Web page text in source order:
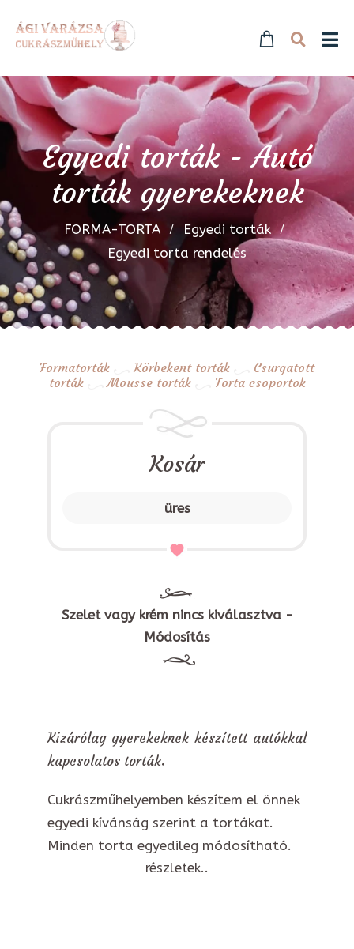
Egyedi torták - Autó
torták gyerekeknek
FORMA-TORTA
Egyedi torták
Egyedi torta rendelés
Formatorták Körbekent torták
Csurgatott
torták
Mousse torták Torta csoportok
Kosár
üres
Szelet vagy krém nincs kiválasztva -
Módosítás
Kizárólag gyerekeknek készített autókkal
kapcsolatos torták.
Cukrászműhelyemben készítem el önnek
egyedi kívánság szerint a tortákat.
Minden torta egyedileg módosítható.
részletek..